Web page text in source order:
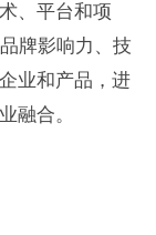
、平台和项
牌影响力、技
业和产品，进
融合。